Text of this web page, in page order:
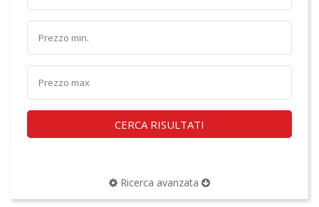
CERCA RISULTATI
Ricerca avanzata